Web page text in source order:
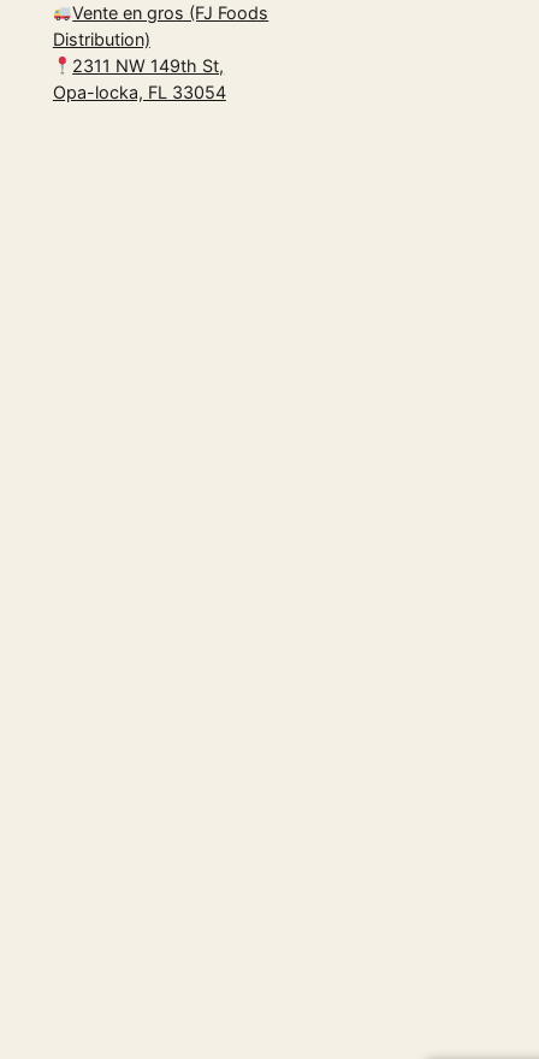
Vente en gros (FJ Foods
Distribution)
2311 NW 149th St,
Opa-locka, FL 33054